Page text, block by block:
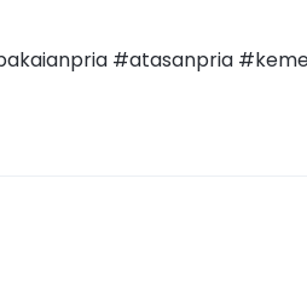
#atasanpria